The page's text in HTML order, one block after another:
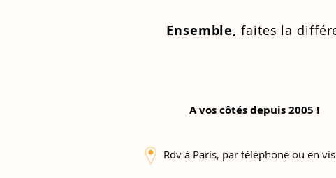
Ensemble, faites la
A vos côtés depuis 2005 !
Rdv à Paris, par téléphone ou en